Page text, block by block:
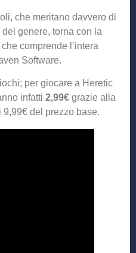
che meritano davvero di
genere, torna con la
che comprende l’intera
Software.
per giocare a Heretic
infatti 2,99€ grazie alla
del prezzo base.